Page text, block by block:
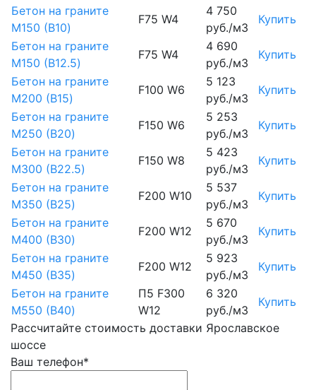
Бетон на граните
М150 (B10)
F75 W4
4 750
руб./м3
Купить
Бетон на граните
М150 (B12.5)
F75 W4
4 690
руб./м3
Купить
Бетон на граните
М200 (B15)
F100 W6
5 123
руб./м3
Купить
Бетон на граните
М250 (B20)
F150 W6
5 253
руб./м3
Купить
Бетон на граните
М300 (B22.5)
F150 W8
5 423
руб./м3
Купить
Бетон на граните
М350 (B25)
F200 W10
5 537
руб./м3
Купить
Бетон на граните
М400 (B30)
F200 W12
5 670
руб./м3
Купить
Бетон на граните
М450 (B35)
F200 W12
5 923
руб./м3
Купить
Бетон на граните
М550 (B40)
П5 F300
W12
6 320
руб./м3
Купить
Рассчитайте стоимость доставки Ярославское
шоссе
Ваш телефон*